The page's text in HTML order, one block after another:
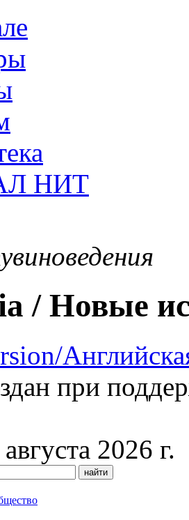
НИТ
/ Новые
при
2026 г.